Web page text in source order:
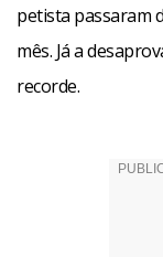
petista passaram
mês. Já a
recorde.